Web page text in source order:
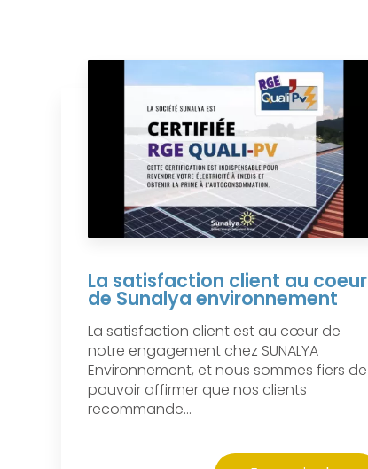
La satisfaction client au coeur
de Sunalya environnement
La satisfaction client est au cœur de
notre engagement chez SUNALYA
Environnement, et nous sommes fiers de
pouvoir affirmer que nos clients
recommande...